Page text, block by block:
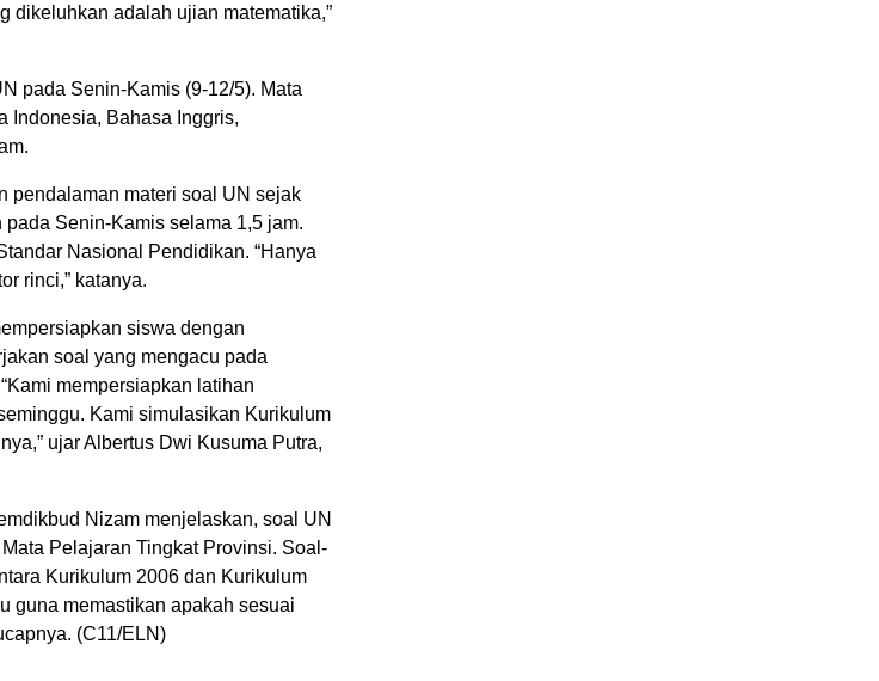
dikeluhkan adalah ujian matematika,”
pada Senin-Kamis (9-12/5). Mata
Indonesia, Bahasa Inggris,
pendalaman materi soal UN sejak
Senin-Kamis selama 1,5 jam.
Nasional Pendidikan. “Hanya
rinci,” katanya.
siswa dengan
soal yang mengacu pada
mempersiapkan latihan
Kami simulasikan Kurikulum
ujar Albertus Dwi Kusuma Putra,
Nizam menjelaskan, soal UN
Pelajaran Tingkat Provinsi. Soal-
Kurikulum 2006 dan Kurikulum
guna memastikan apakah sesuai
(C11/ELN)